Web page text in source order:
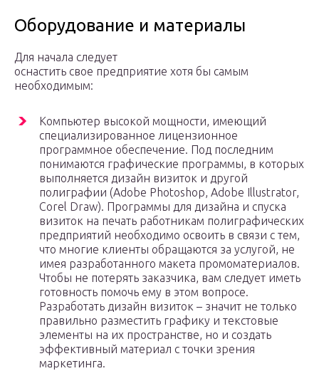
Оборудование и материалы
Для начала следует
оснастить свое предприятие хотя бы самым
необходимым:
Компьютер высокой мощности, имеющий
специализированное лицензионное
программное обеспечение. Под последним
понимаются графические программы, в которых
выполняется дизайн визиток и другой
полиграфии (Adobe Photoshop, Adobe Illustrator,
Corel Draw). Программы для дизайна и спуска
визиток на печать работникам полиграфических
предприятий необходимо освоить в связи с тем,
что многие клиенты обращаются за услугой, не
имея разработанного макета промоматериалов.
Чтобы не потерять заказчика, вам следует иметь
готовность помочь ему в этом вопросе.
Разработать дизайн визиток – значит не только
правильно разместить графику и текстовые
элементы на их пространстве, но и создать
эффективный материал с точки зрения
маркетинга.